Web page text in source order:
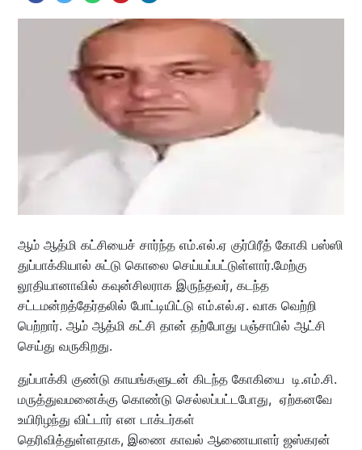
ஆம் ஆத்மி கட்சியைச் சார்ந்த எம்.எல்.ஏ குர்பிரீத் கோகி பஸ்ஸி
துப்பாக்கியால் சுட்டு கொலை செய்யப்பட்டுள்ளார்.மேற்கு
லூதியானாவில் கவுன்சிலராக இருந்தவர், கடந்த
சட்டமன்றத்தேர்தலில் போட்டியிட்டு எம்.எல்.ஏ. வாக வெற்றி
பெற்றார். ஆம் ஆத்மி கட்சி தான் தற்போது பஞ்சாபில் ஆட்சி
செய்து வருகிறது.
துப்பாக்கி குண்டு காயங்களுடன் கிடந்த கோகியை டி.எம்.சி.
மருத்துவமனைக்கு கொண்டு செல்லப்பட்டபோது, ஏற்கனவே
உயிரிழந்து விட்டார் என டாக்டர்கள்
தெரிவித்துள்ளதாக, இணை காவல் ஆணையாளர் ஜஸ்கரன்